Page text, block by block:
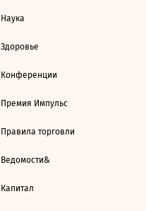
Наука
Здоровье
Конференции
Премия Импульс
Правила торговли
Ведомости&
Капитал